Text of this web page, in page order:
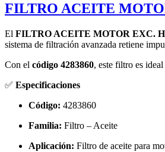
FILTRO ACEITE
El FILTRO ACEITE MOTOR EXC.
sistema de filtración avanzada retiene
Con el código 4283860, este filtro es
✅ Especificaciones
Código: 4283860
Familia: Filtro – Aceite
Aplicación: Filtro de aceite para